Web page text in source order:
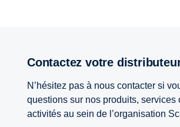
Contactez votre
N’hésitez pas à nous contacter si
questions sur nos produits, services
activités au sein de l’organisation